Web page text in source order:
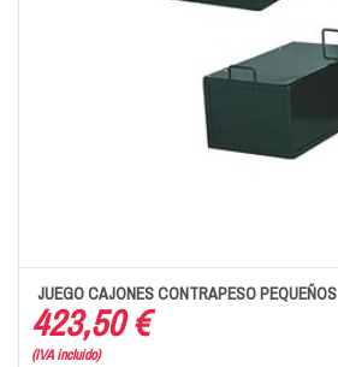
JUEGO CAJONES CONTRAPESO PEQUEÑOS
423,50 €
(IVA incluido)